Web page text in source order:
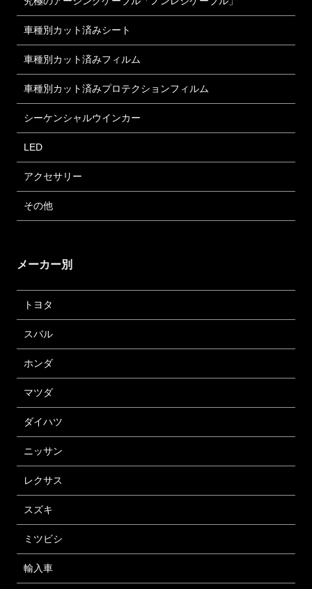
車種別カット済みシート
車種別カット済みフィルム
車種別カット済みプロテクションフィルム
シーケンシャルウインカー
LED
アクセサリー
その他
メーカー別
トヨタ
スバル
ホンダ
マツダ
ダイハツ
ニッサン
レクサス
スズキ
ミツビシ
輸入車